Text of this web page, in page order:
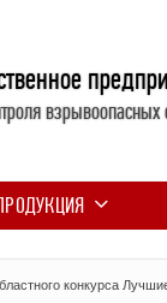
взрывоопасных
конкурса